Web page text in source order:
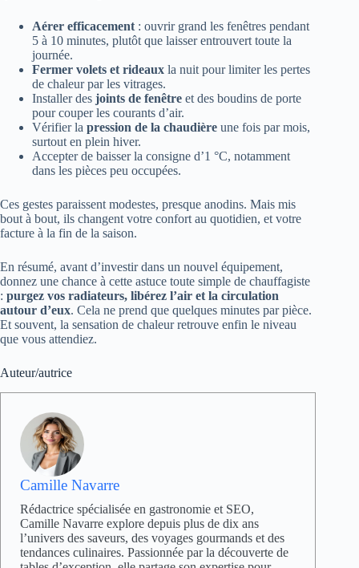
Aérer efficacement : ouvrir grand les fenêtres pendant
5 à 10 minutes, plutôt que laisser entrouvert toute la
journée.
Fermer volets et rideaux la nuit pour limiter les pertes
de chaleur par les vitrages.
Installer des joints de fenêtre et des boudins de porte
pour couper les courants d’air.
Vérifier la pression de la chaudière une fois par mois,
surtout en plein hiver.
Accepter de baisser la consigne d’1 °C, notamment
dans les pièces peu occupées.
Ces gestes paraissent modestes, presque anodins. Mais mis
bout à bout, ils changent votre confort au quotidien, et votre
facture à la fin de la saison.
En résumé, avant d’investir dans un nouvel équipement,
donnez une chance à cette astuce toute simple de chauffagiste
: purgez vos radiateurs, libérez l’air et la circulation
autour d’eux. Cela ne prend que quelques minutes par pièce.
Et souvent, la sensation de chaleur retrouve enfin le niveau
que vous attendiez.
Auteur/autrice
Camille Navarre
Rédactrice spécialisée en gastronomie et SEO,
Camille Navarre explore depuis plus de dix ans
l’univers des saveurs, des voyages gourmands et des
tendances culinaires. Passionnée par la découverte de